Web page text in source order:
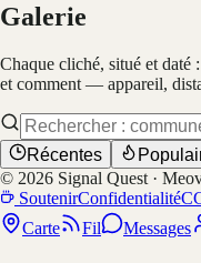
Galerie
Chaque cliché, situé et daté
et comment — appareil,
Récentes
© 2026 Signal Quest ·
SoutenirConfidentialité
Carte
Fil Messages